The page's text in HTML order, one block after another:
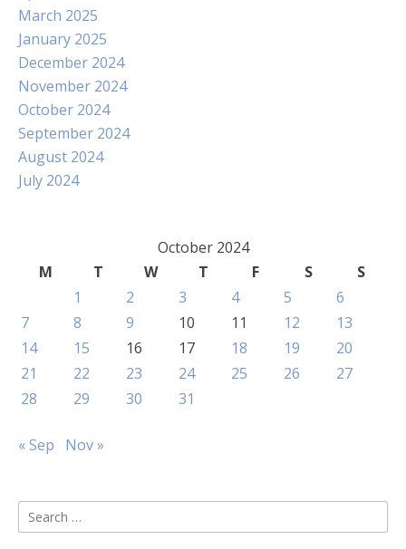
March 2025
January 2025
December 2024
November 2024
October 2024
September 2024
August 2024
July 2024
October 2024
M
T W T F S
S
1
2 3 4 5
6
7
8 9 10 11 12
13
14
15 16 17 18 19
20
21
22 23 24 25 26
27
28
29 30 31
« Sep Nov »
Search
for: